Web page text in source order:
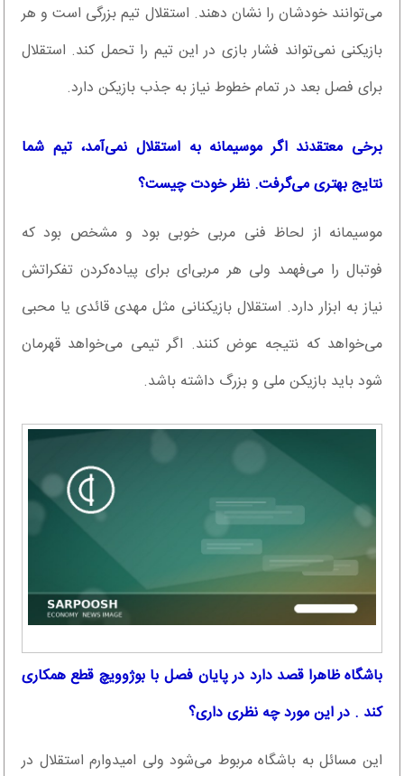
می‌توانند خودشان را نشان دهند. استقلال تیم بزرگی است و هر
بازیکنی نمی‌تواند فشار بازی در این تیم را تحمل کند. استقلال
برای فصل بعد در تمام خطوط نیاز به جذب بازیکن دارد.
برخی معتقدند اگر موسیمانه به استقلال نمی‌آمد، تیم شما
نتایج بهتری می‌گرفت. نظر خودت چیست؟
موسیمانه از لحاظ فنی مربی خوبی بود و مشخص بود که
فوتبال را می‌فهمد ولی هر مربی‌ای برای پیاده‌کردن تفکراتش
نیاز به ابزار دارد. استقلال بازیکنانی مثل مهدی قائدی یا محبی
می‌خواهد که نتیجه عوض کنند. اگر تیمی می‌خواهد قهرمان
شود باید بازیکن ملی و بزرگ داشته باشد.
باشگاه ظاهرا قصد دارد در پایان فصل با بوژوویچ قطع همکاری
کند . در این مورد چه نظری داری؟
این مسائل به باشگاه مربوط می‌شود ولی امیدوارم استقلال در